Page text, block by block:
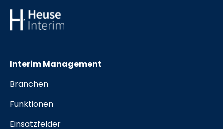
Interim Management
Branchen
Funktionen
Einsatzfelder